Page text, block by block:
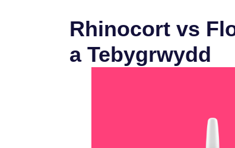
Rhinocort vs
a Tebygrwydd